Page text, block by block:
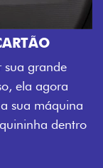
Fiorino pode
e não mais
esse que
de trabalho.